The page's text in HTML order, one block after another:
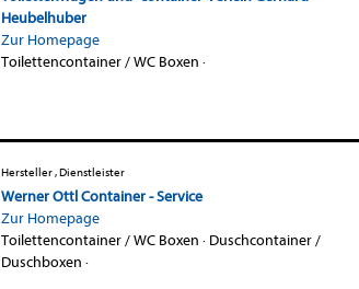
Heubelhuber
Zur Homepage
Toilettencontainer / WC Boxen ·
Hersteller , Dienstleister
Werner Ottl Container - Service
Zur Homepage
Toilettencontainer / WC Boxen · Duschcontainer /
Duschboxen ·